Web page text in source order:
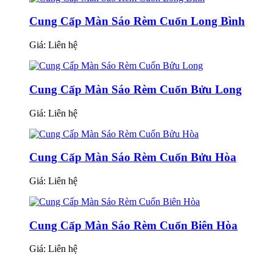
Cung Cấp Màn Sáo Rèm Cuốn Long Bình
Giá: Liên hệ
Cung Cấp Màn Sáo Rèm Cuốn Bửu Long
Giá: Liên hệ
Cung Cấp Màn Sáo Rèm Cuốn Bửu Hòa
Giá: Liên hệ
Cung Cấp Màn Sáo Rèm Cuốn Biên Hòa
Giá: Liên hệ